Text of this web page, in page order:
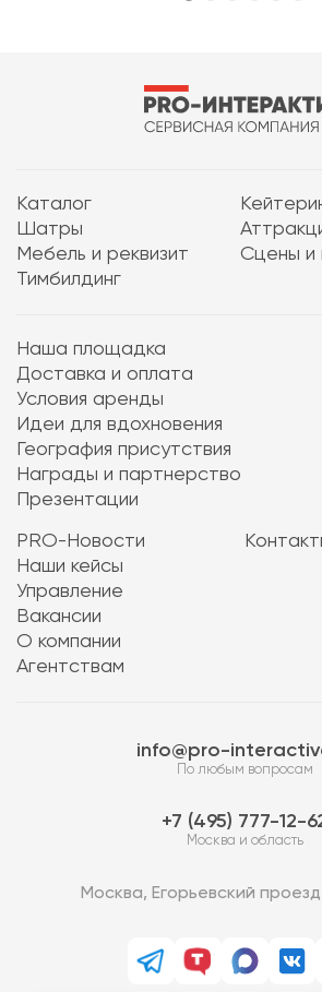
Каталог
Шатры
Мебель и реквизит
Сцены и
Тимбилдинг
Наша площадка
Доставка и оплата
Условия аренды
Идеи для вдохновения
География присутствия
Награды и партнерство
Презентации
PRO-Новости
Наши кейсы
Управление
Вакансии
О компании
Агентствам
info@pro-
По любым вопросам
7 (495) 777-12-
Москва и область
Москва, Егорьевский